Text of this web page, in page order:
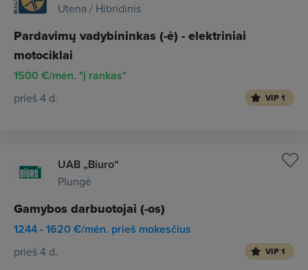
Utena / Hibridinis
Pardavimų vadybininkas (-ė) - elektriniai
motociklai
1500 €/mėn. "į rankas"
prieš 4 d. VIP 1
UAB „Biuro“
Plungė
Gamybos darbuotojai (-os)
1244 - 1620 €/mėn. prieš mokesčius
prieš 4 d. VIP 1